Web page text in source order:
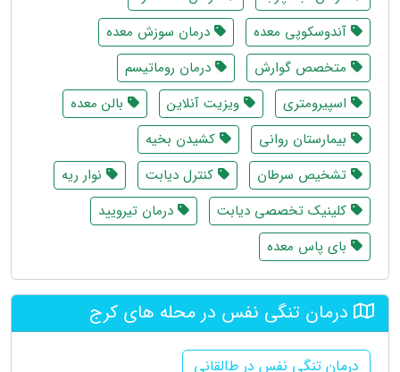
آندوسکوپی معده
درمان سوزش معده
متخصص گوارش
درمان روماتیسم
اسپیرومتری
ویزیت آنلاین
بالن معده
بیمارستان روانی
کشیدن بخیه
تشخیص سرطان
کنترل دیابت
نوار ریه
کلینیک تخصصی دیابت
درمان تیرویید
بای پاس معده
درمان تنگی نفس در محله های کرج
درمان تنگی نفس در طالقانی